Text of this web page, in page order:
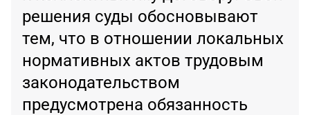
решения суды обосновывают
тем, что в отношении локальных
нормативных актов трудовым
законодательством
предусмотрена обязанность